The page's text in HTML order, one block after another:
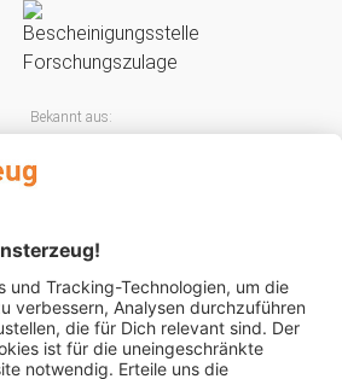
Bekannt aus: